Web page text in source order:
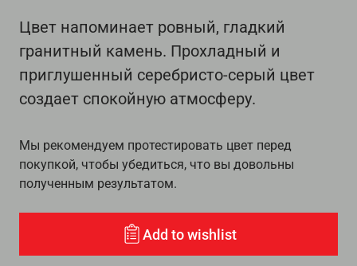
Цвет напоминает ровный, гладкий
гранитный камень. Прохладный и
приглушенный серебристо-серый цвет
создает спокойную атмосферу.
Мы рекомендуем протестировать цвет перед
покупкой, чтобы убедиться, что вы довольны
полученным результатом.
Add to wishlist